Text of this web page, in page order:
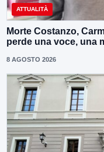
ATTUALITÀ
Morte Costanzo,
perde una voce, una
8 AGOSTO 2026